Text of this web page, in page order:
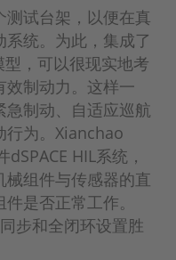
测试台架，以便在真
统。为此，集成了
型，可以很现实地考
效制动力。这样一
制动、自适应巡航
行为。Xianchao
HIL系统，
组件与传感器的直
是否正常工作。
步和全闭环设置胜